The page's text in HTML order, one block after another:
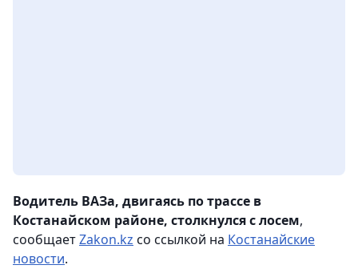
Водитель ВАЗа, двигаясь по трассе в
Костанайском районе, столкнулся с лосем,
сообщаетZakon.kz со ссылкой на Костанайские
новости.